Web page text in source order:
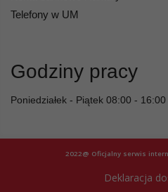
Telefony w UM
Godziny pracy
Poniedziałek - Piątek 08:00 - 16:00
2022@ Oficjalny serwis
Deklaracja